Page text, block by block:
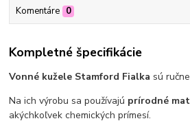
Komentáre 0
Kompletné špecifikácie
Vonné kužele Stamford Fialka sú
Na ich výrobu sa používajú prírodné
akýchkoľvek chemických prímesí.